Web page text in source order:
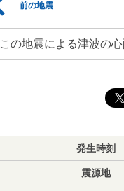
前の地震
この地震による津波の心
発生時刻
震源地